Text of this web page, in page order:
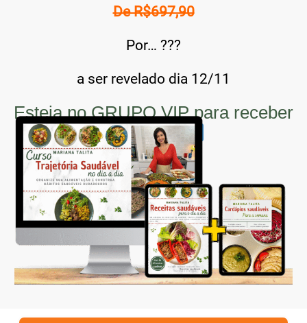
De R$697,90
Por… ???
a ser revelado dia 12/11
Esteja no GRUPO VIP para receber
as ofertas